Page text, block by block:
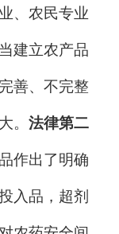
、农民专业
建立农产品
善、不完整
。 法律第二
作出了明确
入品，超剂